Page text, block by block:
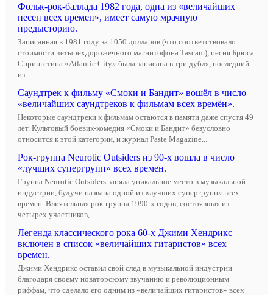
Фольк-рок-баллада 1982 года, одна из «величайших
песен всех времен», имеет самую мрачную
предысторию.
Записанная в 1981 году за 1050 долларов (что соответствовало
стоимости четырехдорожечного магнитофона Tascam), песня Брюса
Спрингстина «Atlantic City» была записана в три дубля, последний
из...
Саундтрек к фильму «Смоки и Бандит» вошёл в число
«величайших саундтреков к фильмам всех времён».
Некоторые саундтреки к фильмам остаются в памяти даже спустя 49
лет. Культовый боевик-комедия «Смоки и Бандит» безусловно
относится к этой категории, и журнал Paste Magazine...
Рок-группа Neurotic Outsiders из 90-х вошла в число
«лучших супергрупп» всех времен.
Группа Neurotic Outsiders заняла уникальное место в музыкальной
индустрии, будучи названа одной из «лучших супергрупп» всех
времен. Влиятельная рок-группа 1990-х годов, состоявшая из
четырех участников,...
Легенда классического рока 60-х Джими Хендрикс
включен в список «величайших гитаристов» всех
времен.
Джими Хендрикс оставил свой след в музыкальной индустрии
благодаря своему новаторскому звучанию и революционным
риффам, что сделало его одним из «величайших гитаристов» всех